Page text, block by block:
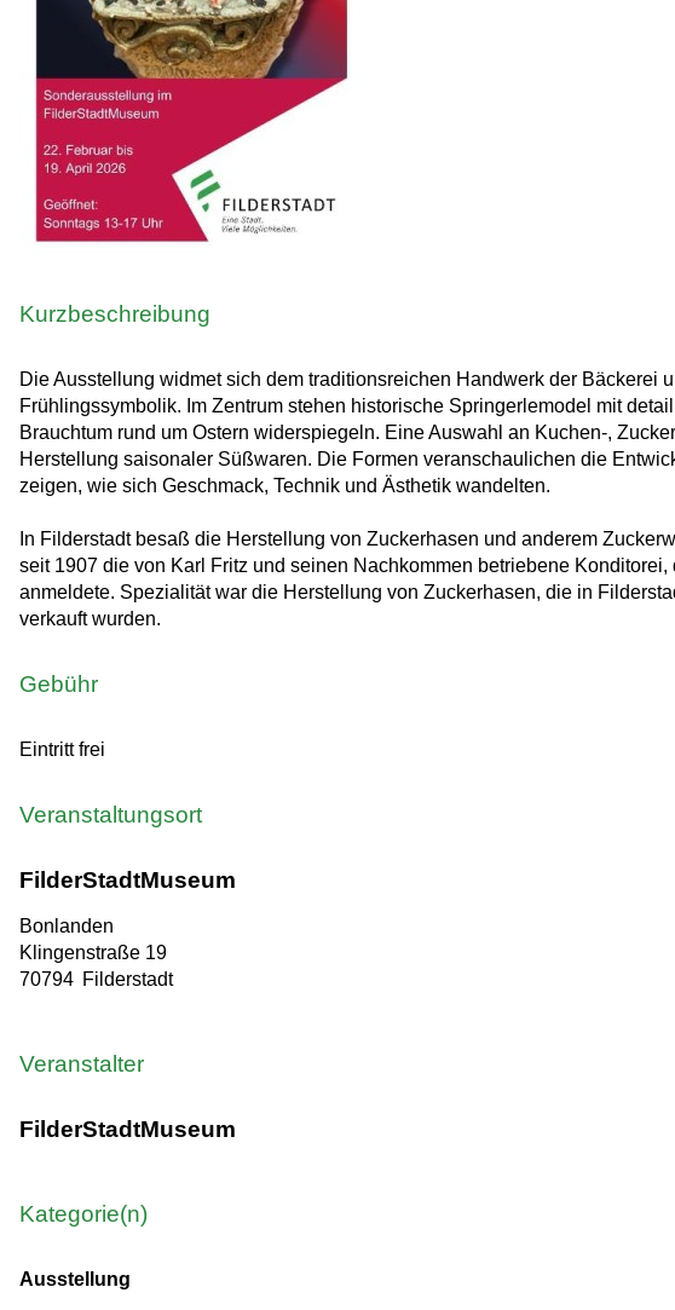
Kurzbeschreibung
Die Ausstellung widmet sich dem traditionsreichen Handwerk der Bäckerei
Frühlingssymbolik. Im Zentrum stehen historische Springerlemodel mit
Brauchtum rund um Ostern widerspiegeln. Eine Auswahl an Kuchen-,
Herstellung saisonaler Süßwaren. Die Formen veranschaulichen die
zeigen, wie sich Geschmack, Technik und Ästhetik wandelten.
In Filderstadt besaß die Herstellung von Zuckerhasen und anderem
seit 1907 die von Karl Fritz und seinen Nachkommen betriebene
anmeldete. Spezialität war die Herstellung von Zuckerhasen, die in
verkauft wurden.
Gebühr
Eintritt frei
Veranstaltungsort
FilderStadtMuseum
Bonlanden
Klingenstraße 19
70794 Filderstadt
Veranstalter
FilderStadtMuseum
Kategorie(n)
Ausstellung